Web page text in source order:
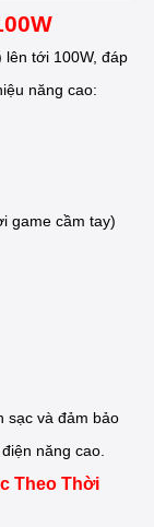
lên tới 100W, đáp
năng cao:
game cầm tay)
sạc và đảm bảo
năng cao.
Theo Thời